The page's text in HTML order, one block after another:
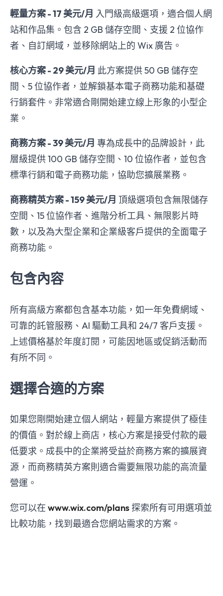
輕量方案 - 17 美元/月 入門級高級選項，適合個人網
站和作品集。包含 2 GB 儲存空間、支援 2 位協作
者、自訂網域，並移除網站上的 Wix 廣告。
核心方案 - 29 美元/月 此方案提供 50 GB 儲存空
間、5 位協作者，並解鎖基本電子商務功能和基礎
行銷套件。非常適合剛開始建立線上形象的小型企
業。
商務方案 - 39 美元/月 專為成長中的品牌設計，此
層級提供 100 GB 儲存空間、10 位協作者，並包含
標準行銷和電子商務功能，協助您擴展業務。
商務精英方案 - 159 美元/月 頂級選項包含無限儲存
空間、15 位協作者、進階分析工具、無限影片時
數，以及為大型企業和企業級客戶提供的全面電子
商務功能。
包含內容
所有高級方案都包含基本功能，如一年免費網域、
可靠的託管服務、AI 驅動工具和 24/7 客戶支援。
上述價格基於年度訂閱，可能因地區或促銷活動而
有所不同。
選擇合適的方案
如果您剛開始建立個人網站，輕量方案提供了極佳
的價值。對於線上商店，核心方案是接受付款的最
低要求。成長中的企業將受益於商務方案的擴展資
源，而商務精英方案則適合需要無限功能的高流量
營運。
您可以在 www.wix.com/plans 探索所有可用選項並
比較功能，找到最適合您網站需求的方案。